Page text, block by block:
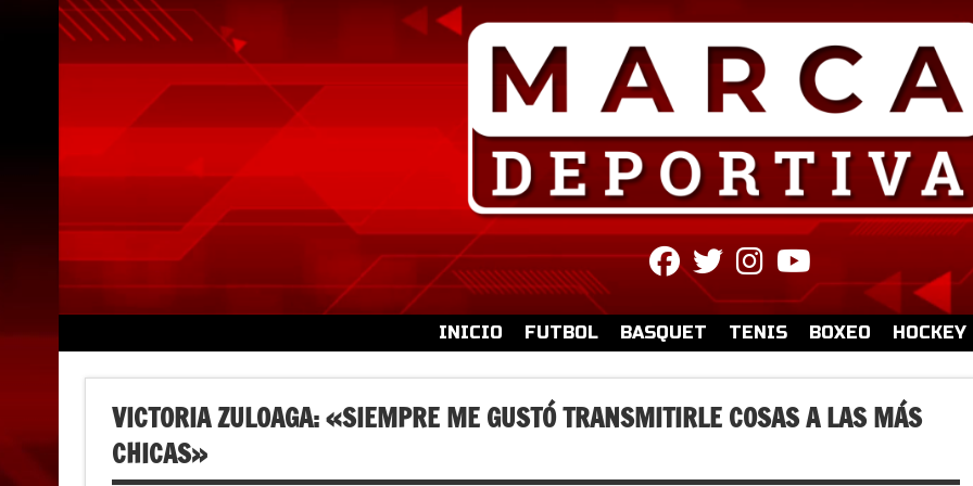
fab
fa-
facebook
fab
fa-
twitter
fab
fa-
instagram
fa-
youtube
INICIO FUTBOL BASQUET TENIS BOXEO HOCKEY
VICTORIA ZULOAGA: «SIEMPRE ME GUSTÓ TRANSMITIRLE COSAS A LAS MÁS
CHICAS»